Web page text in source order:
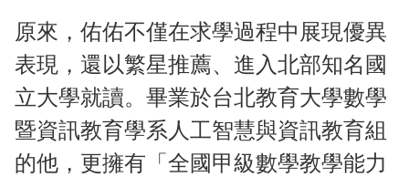
原來，佑佑不僅在求學過程中展現優異
表現，還以繁星推薦、進入北部知名國
立大學就讀。畢業於台北教育大學數學
暨資訊教育學系人工智慧與資訊教育組
的他，更擁有「全國甲級數學教學能力